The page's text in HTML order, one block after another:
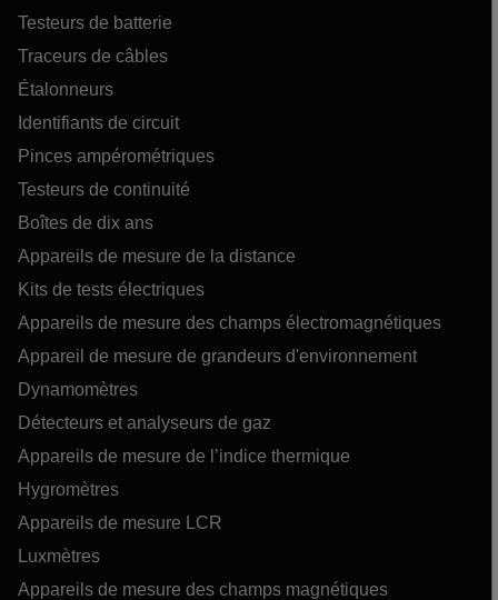
Testeurs de batterie
Traceurs de câbles
Étalonneurs
Identifiants de circuit
Pinces ampérométriques
Testeurs de continuité
Boîtes de dix ans
Appareils de mesure de la distance
Kits de tests électriques
Appareils de mesure des champs électromagnétiques
Appareil de mesure de grandeurs d'environnement
Dynamomètres
Détecteurs et analyseurs de gaz
Appareils de mesure de l’indice thermique
Hygromètres
Appareils de mesure LCR
Luxmètres
Appareils de mesure des champs magnétiques